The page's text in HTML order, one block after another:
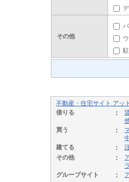
その他
不動産・住宅サイト アッ
借りる
買う
建てる
その他
グループサイト